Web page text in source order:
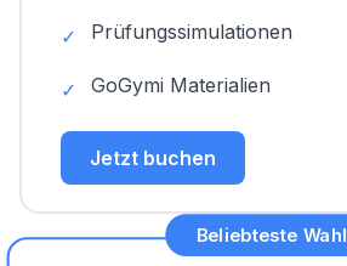
✓ Prüfungssimulationen
✓ GoGymi Materialien
Jetzt buchen
Beliebteste Wahl